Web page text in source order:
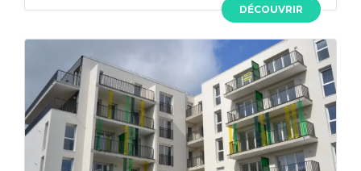
DÉCOUVRIR